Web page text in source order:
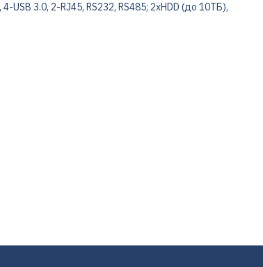
3.0, 2-RJ45, RS232, RS485; 2хHDD (до 10ТБ),